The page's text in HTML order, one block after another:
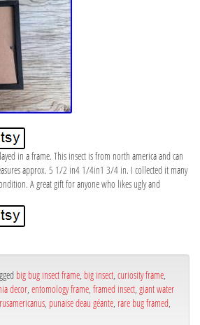
in a frame. This insect is from north america and can
approx. 5 1/2 in4 1/4in1 3/4 in. I collected it many
A great gift for anyone who likes ugly and
big bug insect frame big insect curiosity frame
decor entomology frame framed insect giant water
punaise deau géante rare bug framed